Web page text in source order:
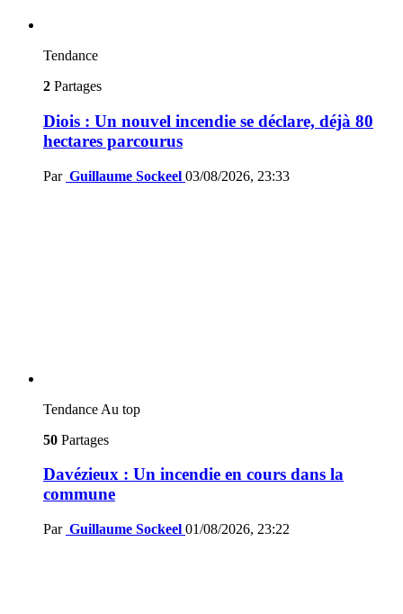
Tendance
2 Partages
Diois : Un nouvel incendie se déclare, déjà 80
hectares parcourus
Par Guillaume Sockeel 03/08/2026, 23:33
Tendance Au top
50 Partages
Davézieux : Un incendie en cours dans la
commune
Par Guillaume Sockeel 01/08/2026, 23:22